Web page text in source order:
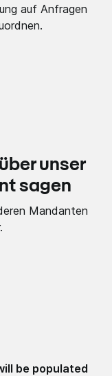
auf Anfragen
unser
sagen
Mandanten
be populated